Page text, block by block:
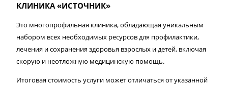
КЛИНИКА «ИСТОЧНИК»
Это многопрофильная клиника, обладающая уникальным
набором всех необходимых ресурсов для профилактики,
лечения и сохранения здоровья взрослых и детей, включая
скорую и неотложную медицинскую помощь.
Итоговая стоимость услуги может отличаться от указанной